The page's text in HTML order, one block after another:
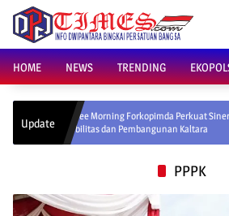
content
HOME
NEWS TRENDING
Update
Morning Forkopimda Perkuat Sinergi Jaga
dan Pembangunan Kaltara
PPPK